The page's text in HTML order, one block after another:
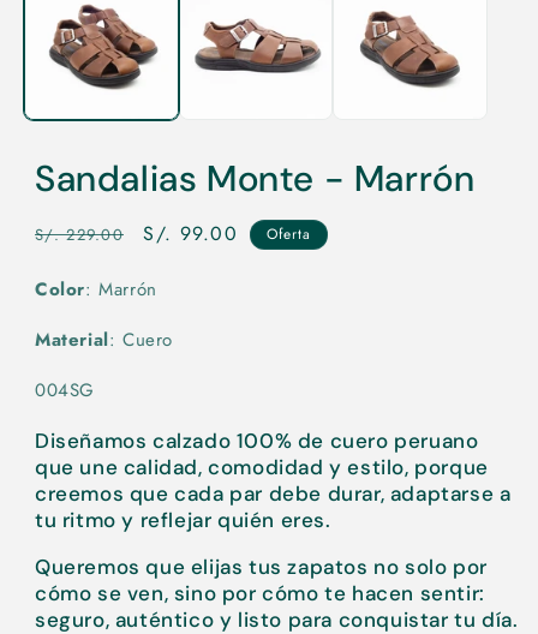
una
ventana
modal
Sandalias Monte - Marrón
Precio
S/. 229.00
Precio
oferta
S/. 99.00 Oferta
Color: Marrón
Material: Cuero
004SG
Diseñamos calzado 100% de cuero peruano
que une calidad, comodidad y estilo, porque
creemos que cada par debe durar, adaptarse a
tu ritmo y reflejar quién eres.
Queremos que elijas tus zapatos no solo por
cómo se ven, sino por cómo te hacen sentir:
seguro, auténtico y listo para conquistar tu día.